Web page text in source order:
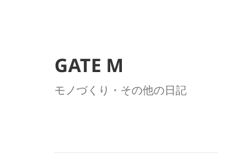
GATE M
モノづくり・その他の日記